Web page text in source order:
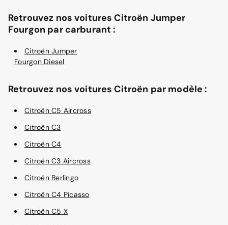
Retrouvez nos voitures Citroën Jumper
Fourgon par carburant :
Citroën Jumper
Fourgon Diesel
Retrouvez nos voitures Citroën par modèle :
Citroën C5 Aircross
Citroën C3
Citroën C4
Citroën C3 Aircross
Citroën Berlingo
Citroën C4 Picasso
Citroën C5 X